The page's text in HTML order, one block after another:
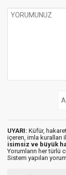
UYARI: Küfür,
içeren, imla kuralları
isimsiz ve büyük
Yorumların her türlü
Sistem yapılan